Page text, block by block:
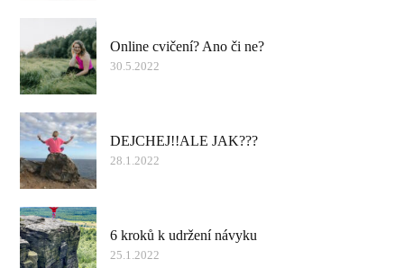
Online cvičení? Ano či ne?
30.5.2022
DEJCHEJ!!ALE JAK???
28.1.2022
6 kroků k udržení návyku
25.1.2022